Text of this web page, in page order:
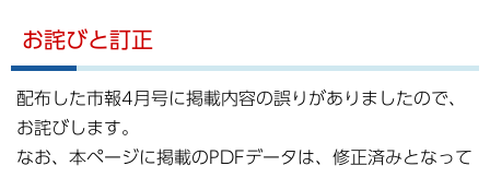
お詫びと訂正
配布した市報4月号に掲載内容の誤りがありましたので、
お詫びします。
なお、本ページに掲載のPDFデータは、修正済みとなって